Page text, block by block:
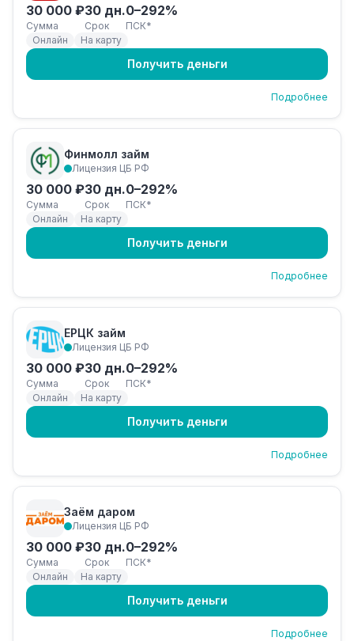
30 000 ₽
Сумма
30 дн.
Срок
0–292%
ПСК*
Онлайн
На карту
Получить деньги
Подробнее
Финмолл займ
Лицензия ЦБ РФ
30 000 ₽
Сумма
30 дн.
Срок
0–292%
ПСК*
Онлайн
На карту
Получить деньги
Подробнее
ЕРЦК займ
Лицензия ЦБ РФ
30 000 ₽
Сумма
30 дн.
Срок
0–292%
ПСК*
Онлайн
На карту
Получить деньги
Подробнее
Заём даром
Лицензия ЦБ РФ
30 000 ₽
Сумма
30 дн.
Срок
0–292%
ПСК*
Онлайн
На карту
Получить деньги
Подробнее